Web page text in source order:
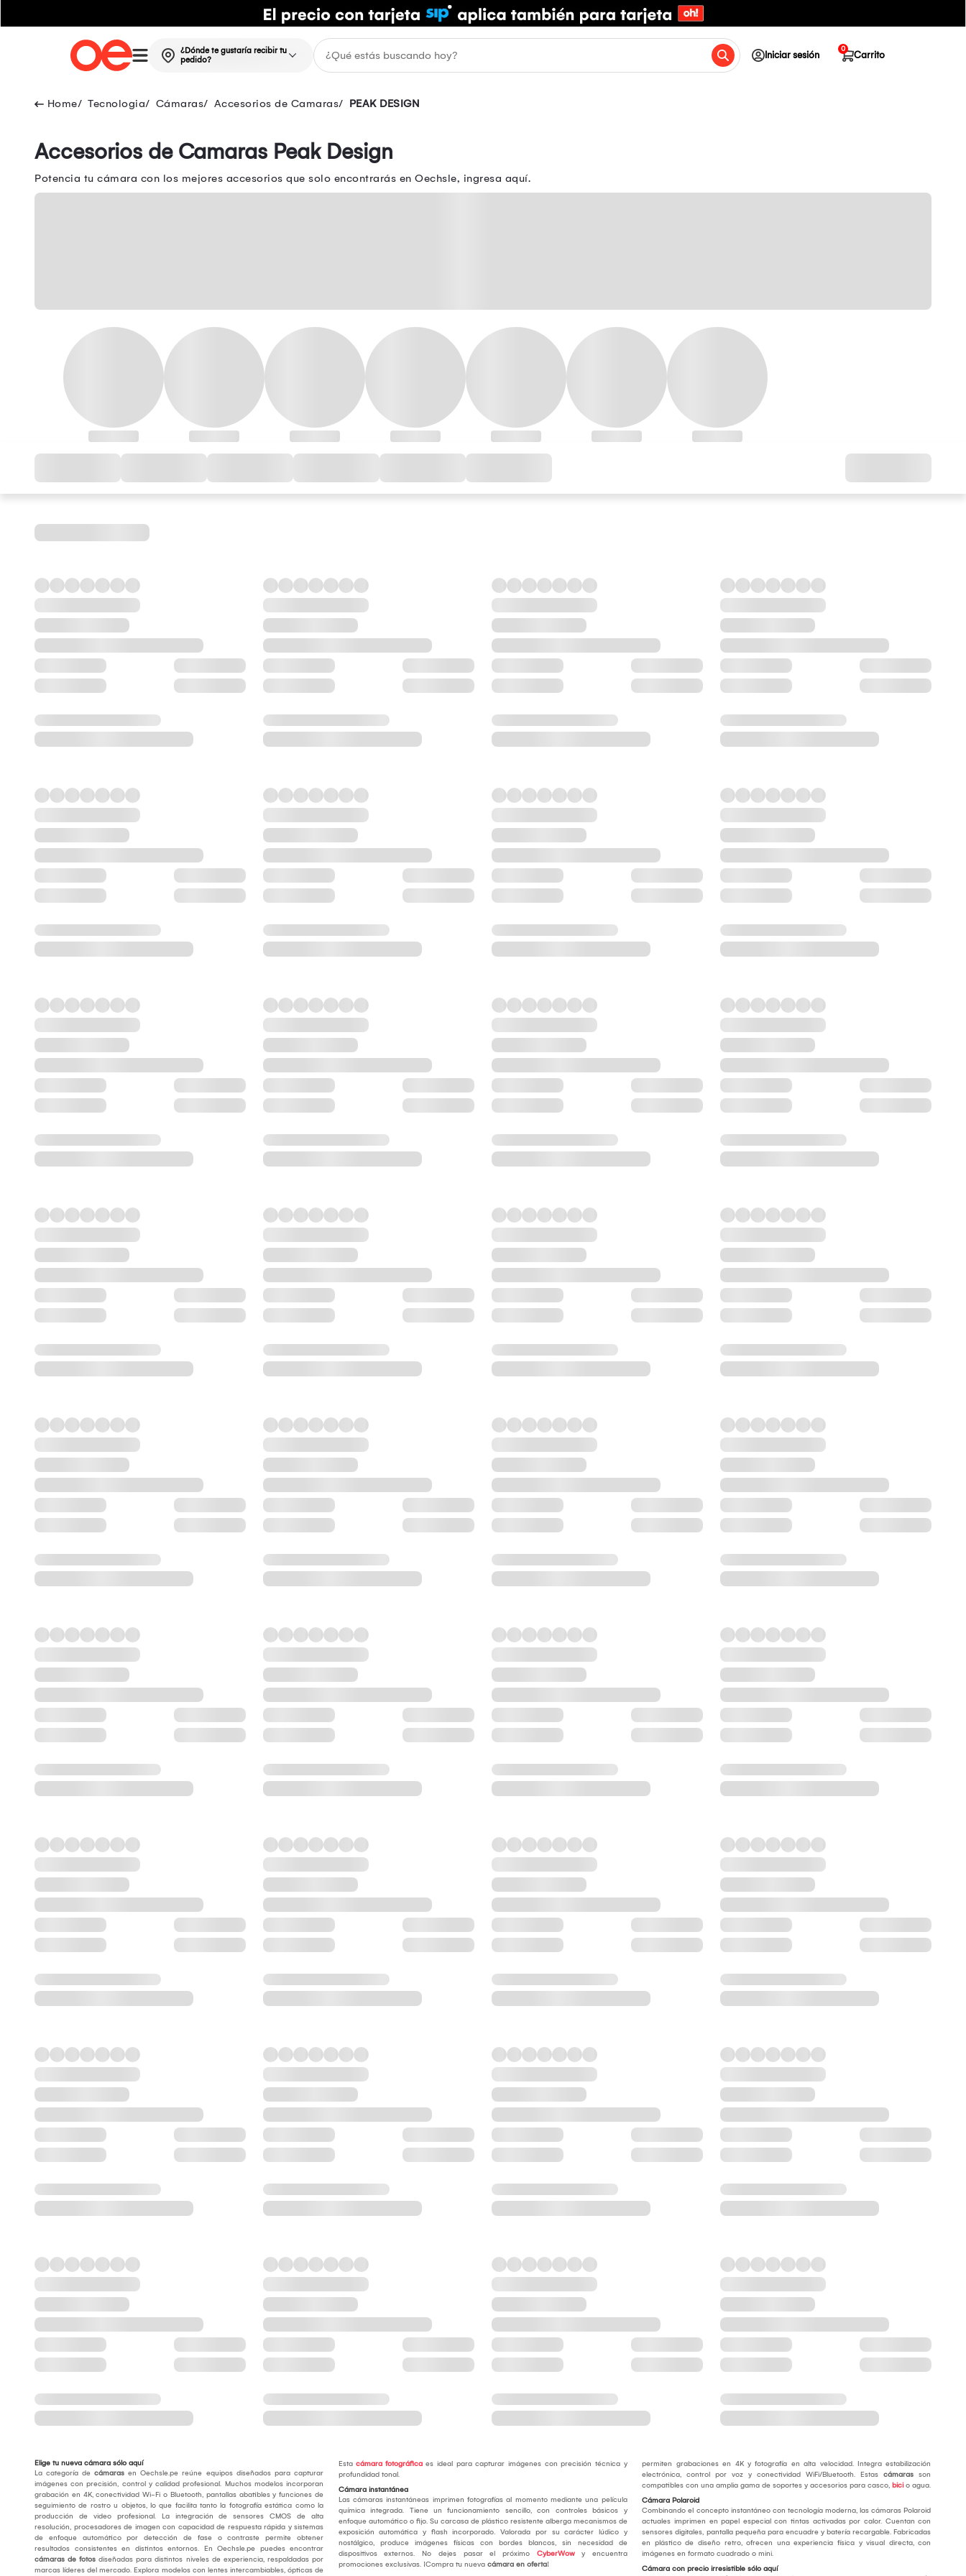
¿Dónde te gustaría recibir tu
pedido?
Iniciar sesión Carrito
0
Tecnologia Cámaras Accesorios de Camaras PEAK DESIGN
Accesorios de Camaras Peak Design
Potencia tu cámara con los mejores accesorios que solo encontrarás en Oechsle, ingresa aquí.
Elige tu nueva cámara sólo aquí
La categoría de cámaras en Oechsle.pe reúne equipos diseñados para capturar
imágenes con precisión, control y calidad profesional. Muchos modelos incorporan
grabación en 4K, conectividad Wi-Fi o Bluetooth, pantallas abatibles y funciones de
seguimiento de rostro u objetos, lo que facilita tanto la fotografía estática como la
producción de video profesional. La integración de sensores CMOS de alta
resolución, procesadores de imagen con capacidad de respuesta rápida y sistemas
de enfoque automático por detección de fase o contraste permite obtener
resultados consistentes en distintos entornos. En Oechsle.pe puedes encontrar
cámaras de fotos diseñadas para distintos niveles de experiencia, respaldadas por
marcas líderes del mercado. Explora modelos con lentes intercambiables, ópticas de
Esta cámara fotográficaes ideal para capturar imágenes con precisión técnica y
profundidad tonal.
Cámara instantánea
Las cámaras instantáneas imprimen fotografías al momento mediante una película
química integrada. Tiene un funcionamiento sencillo, con controles básicos y
enfoque automático o fijo. Su carcasa de plástico resistente alberga mecanismos de
exposición automática y flash incorporado. Valorada por su carácter lúdico y
nostálgico, produce imágenes físicas con bordes blancos, sin necesidad de
dispositivos externos. No dejes pasar el próximo CyberWowy encuentra
promociones exclusivas. ¡Compra tu nueva cámara en oferta!
permiten grabaciones en 4K y fotografía en alta velocidad. Integra estabilización
electrónica, control por voz y conectividad WiFi/Bluetooth. Estascámaras son
compatibles con una amplia gama de soportes y accesorios para casco, bici o agua.
Cámara Polaroid
Combinando el concepto instantáneo con tecnología moderna, las cámaras Polaroid
actuales imprimen en papel especial con tintas activadas por calor. Cuentan con
sensores digitales, pantalla pequeña para encuadre y batería recargable. Fabricadas
en plástico de diseño retro, ofrecen una experiencia física y visual directa, con
imágenes en formato cuadrado o mini.
Cámara con precio irresistible sólo aquí